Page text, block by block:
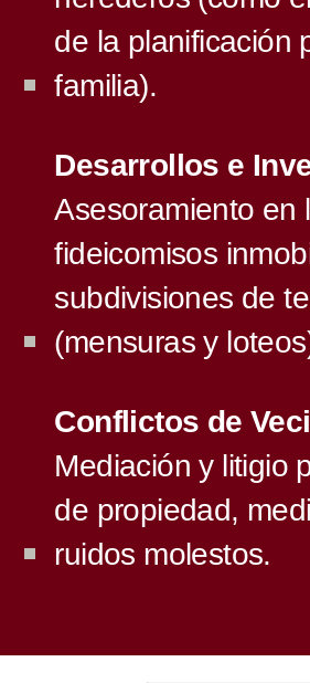
de la planificación
familia).
Desarrollos e
Asesoramiento en
fideicomisos
subdivisiones de
(mensuras y
Conflictos de
Mediación y litigio
de propiedad,
ruidos molestos.